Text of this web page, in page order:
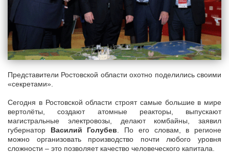
Представители Ростовской области охотно поделились своими
«секретами».
Сегодня в Ростовской области строят самые большие в мире
вертолёты, создают атомные реакторы, выпускают
магистральные электровозы, делают комбайны, заявил
губернатор Василий Голубев . По его словам, в регионе
можно организовать производство почти любого уровня
сложности – это позволяет качество человеческого капитала.